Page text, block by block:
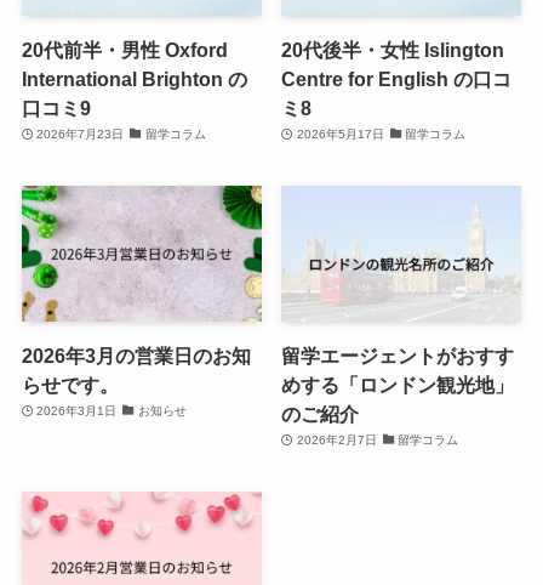
20代前半・男性 Oxford
International Brighton の
口コミ9
2026年7月23日 留学コラム
20代後半・女性 Islington
Centre for English の口コ
ミ8
2026年5月17日 留学コラム
2026年3月の営業日のお知
らせです。
2026年3月1日 お知らせ
留学エージェントがおすす
めする「ロンドン観光地」
のご紹介
2026年2月7日 留学コラム